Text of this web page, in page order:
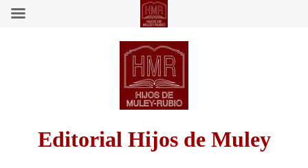
Editorial Hijos de Muley